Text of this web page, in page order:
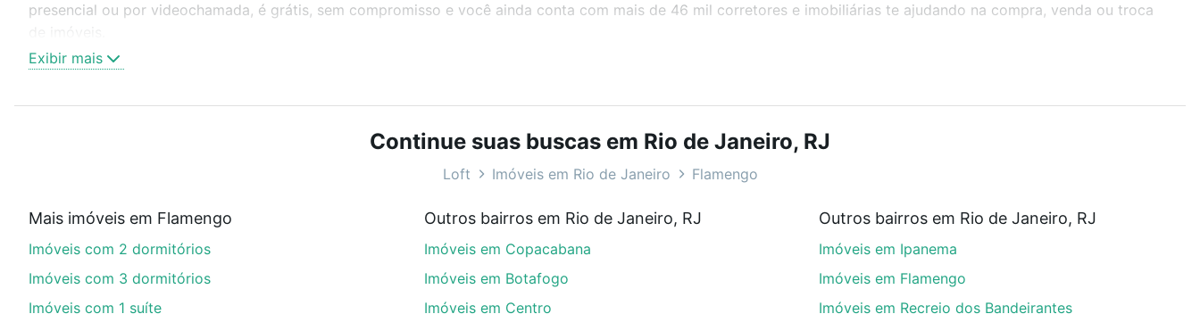
presencial ou por videochamada, é grátis, sem compromisso e você ainda conta com mais de 46 mil corretores e imobiliárias te ajudando na compra, venda ou troca
Como escolher um imóvel?
Use barra de busca no topo para pesquisar por ruas, bairros e até condomínios favoritos. Você também pode usar os filtros como quantidade de quartos, suítes, com
ou sem vaga de garagem para combinar perfeitamente com o preço, metragem e comodidades, como piscina, academia, salão de festas ou área verde e encontrar
Imóveis à venda em praia do flamengo - Flamengo, Rio de Janeiro, RJ ideal para você na Loft.
Aqui na Loft temos a oferta ideal para você, com Imóveis à venda em praia do flamengo - Flamengo, Rio de Janeiro, RJ que custam a partir de R$ 0 e com nossas
opções de financiamento imobiliário as parcelas podem se adequar ao seu orçamento. Se ainda tem alguma dúvida dos custos envolvidos no processo de compra,
veja em nosso portal quanto custa comprar um apartamento e conte com a gente para comprar o imóvel dos seus sonhos com segurança e conforto. Loft, com você
Exibir mais
Continue suas buscas em Rio de Janeiro, RJ
Loft Imóveis em Rio de Janeiro Flamengo
Mais imóveis em Flamengo
Imóveis com 2 dormitórios
Imóveis com 3 dormitórios
Imóveis com 1 suíte
Outros bairros em Rio de Janeiro, RJ
Imóveis em Copacabana
Imóveis em Botafogo
Imóveis em Centro
Outros bairros em Rio de Janeiro, RJ
Imóveis em Ipanema
Imóveis em Flamengo
Imóveis em Recreio dos Bandeirantes